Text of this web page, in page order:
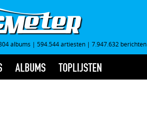
albums | 594.544 artiesten | 7.947.632 berichten
ALBUMS TOPLIJSTEN